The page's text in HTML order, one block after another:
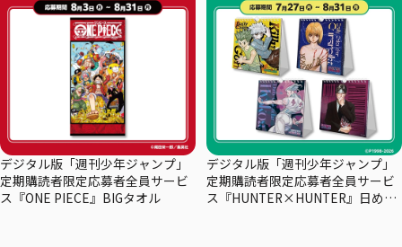
デジタル版「週刊少年ジャンプ」
定期購読者限定応募者全員サービ
ス『ONE PIECE』BIGタオル
デジタル版「週刊少年ジャンプ」
定期購読者限定応募者全員サービ
ス『HUNTER×HUNTER』日めく